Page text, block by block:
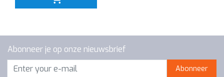
Abonneer je op onze nieuwsbrief
Abonneer